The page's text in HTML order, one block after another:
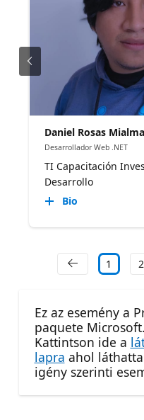
Daniel Rosas Mialma
Desarrollador Web .NET
TI Capacitación
Desarrollo
Bio
1 2
Ez az esemény a
paquete
Kattintson ide a
lapra ahol láthatta
igény szerinti